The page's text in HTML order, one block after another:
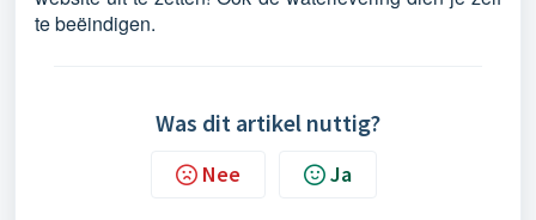
te beëindigen.
Was dit artikel nuttig?
Nee Ja